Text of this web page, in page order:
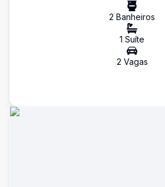
2 Banheiros
1 Suíte
2 Vagas